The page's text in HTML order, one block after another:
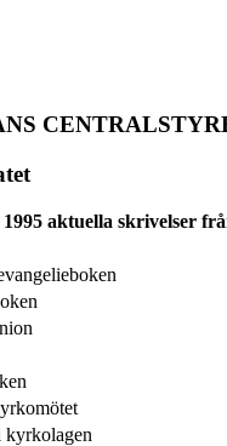
aktuella skrivelser